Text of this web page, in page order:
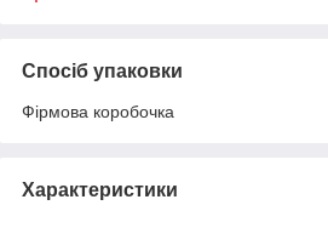
Спосіб упаковки
Фірмова коробочка
Характеристики